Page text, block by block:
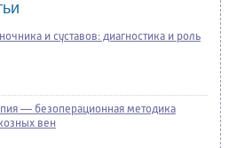
и суставов: диагностика и роль
— безоперационная методика
вен